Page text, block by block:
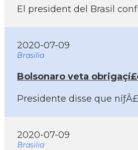
El president del Brasil
2020-07-09
Brasilia
Bolsonaro veta
Presidente disse que
2020-07-09
Brasilia